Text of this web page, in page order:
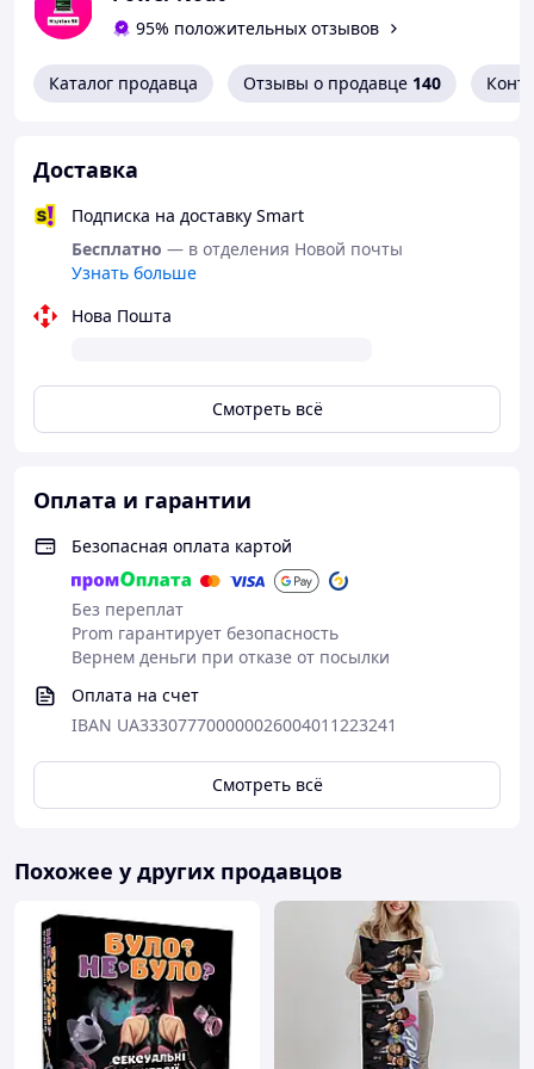
95% положительных отзывов
Каталог продавца Отзывы о продавце 140
Доставка
Подписка на доставку Smart
Бесплатно — в отделения Новой почты
Узнать больше
Нова Пошта
Смотреть всё
Оплата и гарантии
Безопасная оплата картой
Без переплат
Prom гарантирует безопасность
Вернем деньги при отказе от посылки
Оплата на счет
IBAN UA333077700000026004011223241
Смотреть всё
Похожее у других продавцов